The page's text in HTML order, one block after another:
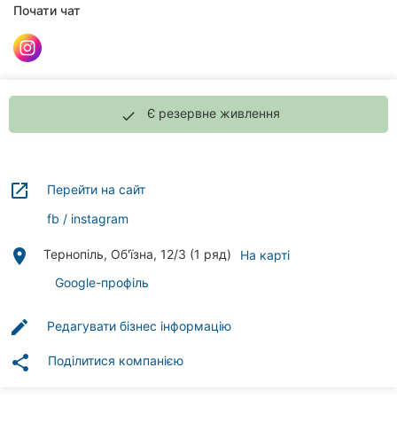
клініки
Ресторани
рубрики
міста:
Тернопіль
Почати чат
done Є резервне живлення
launch
Перейти на сайт
fb
instagram
place Тернопіль, Об'їзна, 12/3 (1 ряд)
На карті
Google-профіль
edit Редагувати бізнес інформацію
share Поділитися компанією